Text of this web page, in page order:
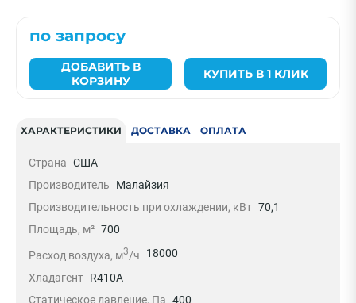
по запросу
ДОБАВИТЬ В
КОРЗИНУ
КУПИТЬ В 1 КЛИК
ХАРАКТЕРИСТИКИ ДОСТАВКА ОПЛАТА
Страна США
Производитель
Малайзия
Производительность при охлаждении, кВт 70,1
Площадь, м² 700
Расход воздуха, м3/ч
18000
Хладагент R410A
Статическое давление, Па 400